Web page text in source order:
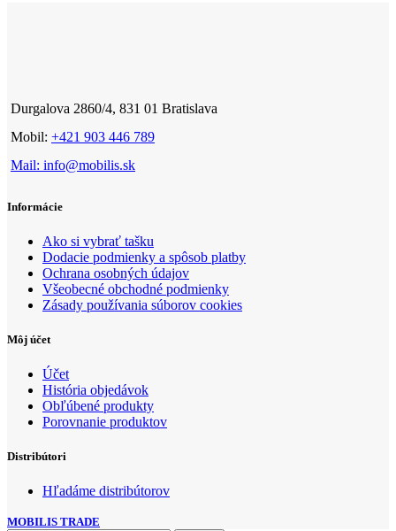
Durgalova 2860/4, 831 01 Bratislava
Mobil: +421 903 446 789
Mail: info@mobilis.sk
Informácie
Ako si vybrať tašku
Dodacie podmienky a spôsob platby
Ochrana osobných údajov
Všeobecné obchodné podmienky
Zásady používania súborov cookies
Môj účet
Účet
História objedávok
Obľúbené produkty
Porovnanie produktov
Distribútori
Hľadáme distribútorov
MOBILIS TRADE